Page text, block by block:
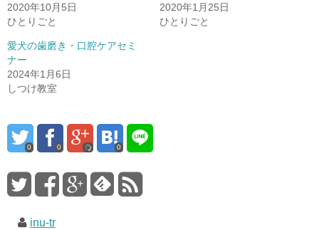
2020年10月5日
ひとりごと
2020年1月25日
ひとりごと
愛犬の歯磨き・口腔ケアセミ
ナー
2024年1月6日
しつけ教室
0 0 0
inu-tr